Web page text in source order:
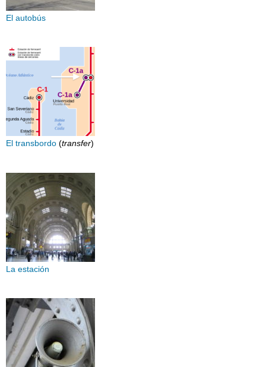
El autobús
El transbordo (transfer)
La estación